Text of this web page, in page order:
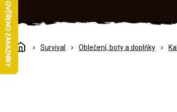
DomůSurvival Oblečení, boty a doplňky